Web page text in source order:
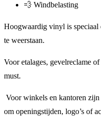
💨 Windbelasting
Hoogwaardig vinyl is
te weerstaan.
Voor etalages, gevelreclame
must.
Voor winkels en kantoren zijn
om openingstijden, logo’s of